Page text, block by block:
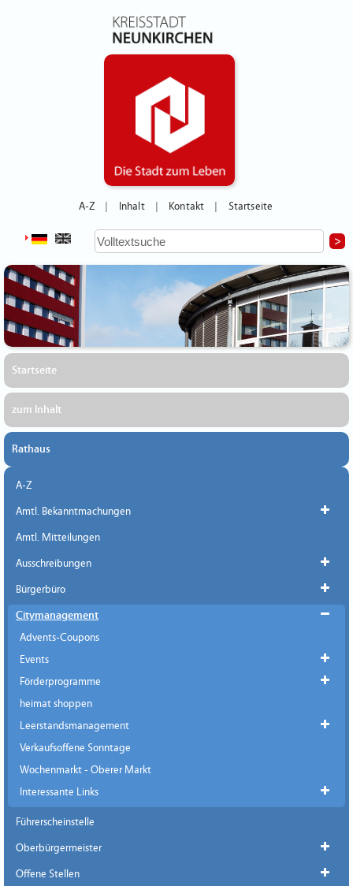
A-Z Inhalt Kontakt Startseite
Startseite
zum Inhalt
Rathaus
A-Z
Amtl. Bekanntmachungen
Amtl. Mitteilungen
Ausschreibungen
Bürgerbüro
Citymanagement
Advents-Coupons
Events
Förderprogramme
heimat shoppen
Leerstandsmanagement
Verkaufsoffene Sonntage
Wochenmarkt - Oberer Markt
Interessante Links
Führerscheinstelle
Oberbürgermeister
Offene Stellen